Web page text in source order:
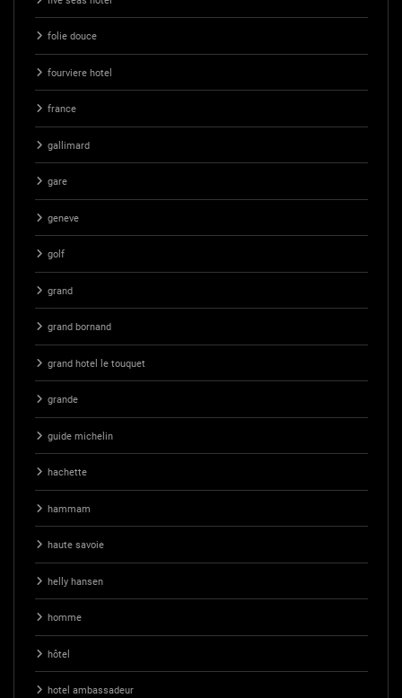
folie douce
fourviere hotel
france
gallimard
gare
geneve
golf
grand
grand bornand
grand hotel le touquet
grande
guide michelin
hachette
hammam
haute savoie
helly hansen
homme
hôtel
hotel ambassadeur